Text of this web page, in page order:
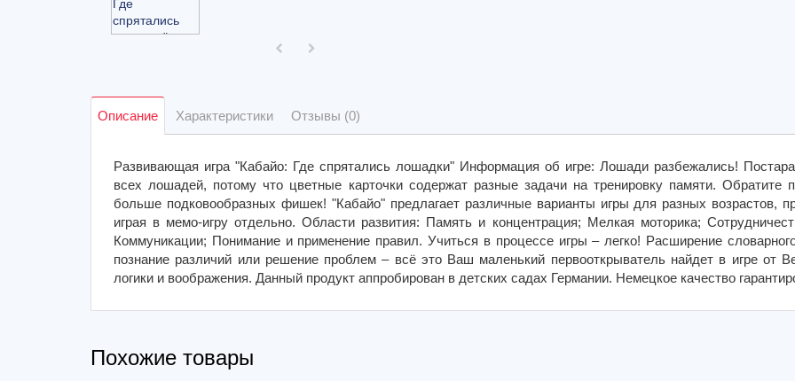
Описание Характеристики Отзывы (0)
Развивающая игра "Кабайо: Где спрятались лошадки" Информация об игре: Лошади разбежались!
всех лошадей, потому что цветные карточки содержат разные задачи на тренировку памяти. Обратите
больше подковообразных фишек! "Кабайо" предлагает различные варианты игры для разных возрастов,
играя в мемо-игру отдельно. Области развития: Память и концентрация; Мелкая моторика;
Коммуникации; Понимание и применение правил. Учиться в процессе игры – легко! Расширение
познание различий или решение проблем – всё это Ваш маленький первооткрыватель найдет в игре от
логики и воображения. Данный продукт аппробирован в детских садах Германии. Немецкое качество
Похожие товары